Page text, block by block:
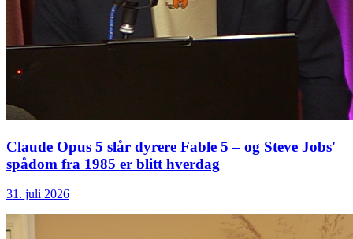
Claude Opus 5 slår dyrere Fable 5 – og Steve Jobs'
spådom fra 1985 er blitt hverdag
31. juli 2026